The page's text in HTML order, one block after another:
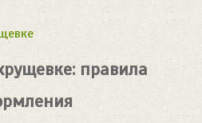
правила